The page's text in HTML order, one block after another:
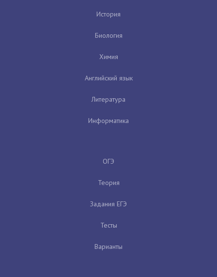
История
Биология
Химия
Английский язык
Литература
Информатика
ОГЭ
Теория
Задания ЕГЭ
Тесты
Варианты